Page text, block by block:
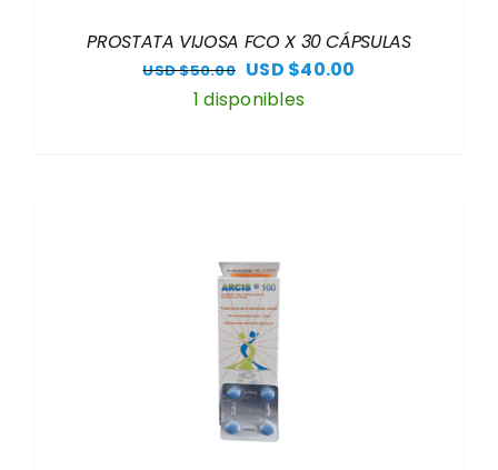
PROSTATA VIJOSA FCO X 30 CÁPSULAS
USD $50.00 El
precio
USD $40.00
1 disponibles